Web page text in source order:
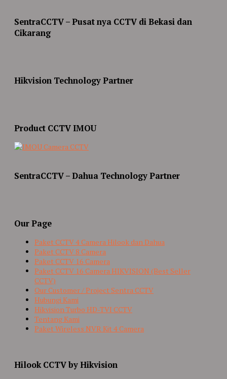
SentraCCTV – Pusat nya CCTV di Bekasi dan
Cikarang
Hikvision Technology Partner
Product CCTV IMOU
SentraCCTV – Dahua Technology Partner
Our Page
Paket CCTV 4 Camera Hilook dan Dahua
Paket CCTV 8 Camera
Paket CCTV 16 Camera
Paket CCTV 16 Camera HIKVISION (Best Seller
CCTV)
Our Customer / Project Sentra CCTV
Hubungi Kami
Hikvision Turbo HD-TVI CCTV
Tentang Kami
Paket Wireless NVR Kit 4 Camera
Hilook CCTV by Hikvision